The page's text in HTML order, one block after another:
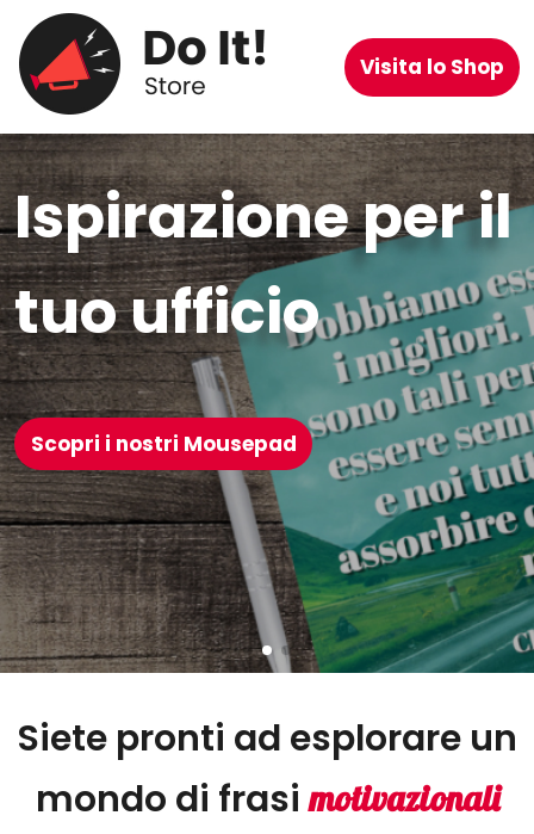
Visita lo Shop
Ispirazione per il
tuo ufficio
Scopri i nostri Mousepad
Siete pronti ad esplorare un
mondo di frasimotivazionali